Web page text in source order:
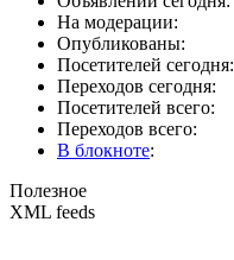
На модерации:
Опубликованы:
Посетителей сегодня:
Переходов сегодня:
Посетителей всего:
Переходов всего:
В блокноте:
Полезное
XML feeds